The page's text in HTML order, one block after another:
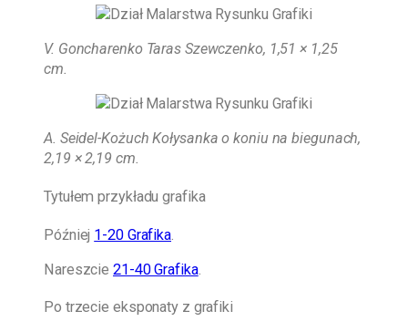
V. Goncharenko Taras Szewczenko, 1,51 × 1,25
cm.
A. Seidel-Kożuch Kołysanka o koniu na biegunach,
2,19 × 2,19 cm.
Tytułem przykładu grafika
Później 1-20 Grafika
Nareszcie21-40 Grafika.
Po trzecie eksponaty z grafiki